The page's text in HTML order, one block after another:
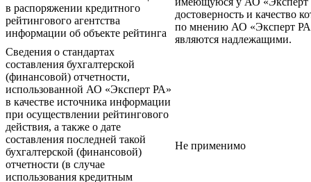
в распоряжении кредитного
рейтингового агентства
информации об объекте рейтинга
достоверность и качество
по мнению АО «Эксперт
являются надлежащими.
Сведения о стандартах
составления бухгалтерской
(финансовой) отчетности,
использованной АО «Эксперт РА»
в качестве источника информации
при осуществлении рейтингового
действия, а также о дате
составления последней такой
бухгалтерской (финансовой)
отчетности (в случае
использования кредитным
Не применимо